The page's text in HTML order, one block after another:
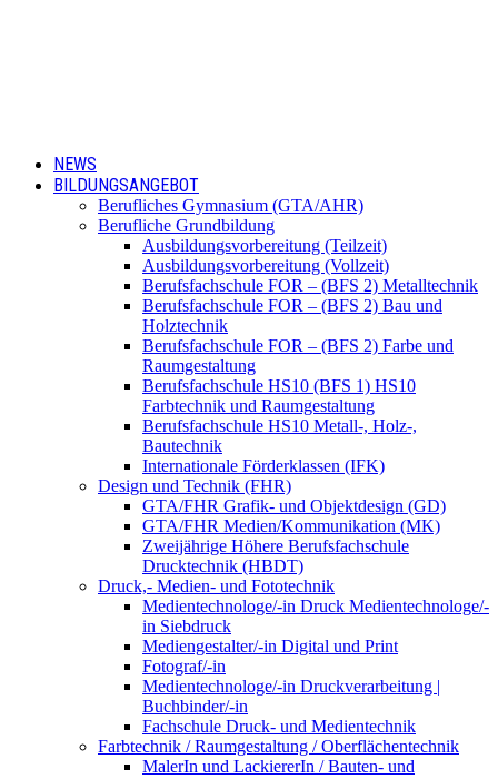
NEWS
BILDUNGSANGEBOT
Berufliches Gymnasium (GTA/AHR)
Berufliche Grundbildung
Ausbildungsvorbereitung (Teilzeit)
Ausbildungsvorbereitung (Vollzeit)
Berufsfachschule FOR – (BFS 2) Metalltechnik
Berufsfachschule FOR – (BFS 2) Bau und
Holztechnik
Berufsfachschule FOR – (BFS 2) Farbe und
Raumgestaltung
Berufsfachschule HS10 (BFS 1) HS10
Farbtechnik und Raumgestaltung
Berufsfachschule HS10 Metall-, Holz-,
Bautechnik
Internationale Förderklassen (IFK)
Design und Technik (FHR)
GTA/FHR Grafik- und Objektdesign (GD)
GTA/FHR Medien/Kommunikation (MK)
Zweijährige Höhere Berufsfachschule
Drucktechnik (HBDT)
Druck,- Medien- und Fototechnik
Medientechnologe/-in Druck Medientechnologe/-
in Siebdruck
Mediengestalter/-in Digital und Print
Fotograf/-in
Medientechnologe/-in Druckverarbeitung |
Buchbinder/-in
Fachschule Druck- und Medientechnik
Farbtechnik / Raumgestaltung / Oberflächentechnik
MalerIn und LackiererIn / Bauten- und